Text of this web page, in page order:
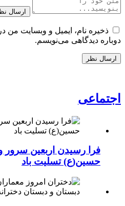
ارسال
ذخیره نام، ایمیل و وبسایت من
دوباره دیدگاهی می‌نویسم.
اجتماعی
فرا رسیدن اربعین سرور
حسین(ع) تسلیت باد